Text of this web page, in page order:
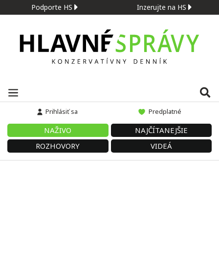
Podporte HS Inzerujte na HS
Prihlásiť sa Predplatné
NAŽIVO
NAJČÍTANEJŠIE
ROZHOVORY
VIDEÁ